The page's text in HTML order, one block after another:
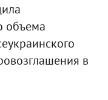
объема
в